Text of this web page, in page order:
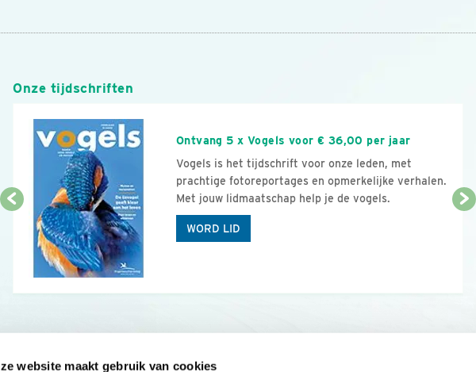
website maakt gebruik van cookies
Onze tijdschriften
Ontvang 5 x Vogels voor € 36,00 per jaar
Vogels is het tijdschrift voor onze leden, met
prachtige fotoreportages en opmerkelijke verhalen.
Met jouw lidmaatschap help je de vogels.
WORD LID